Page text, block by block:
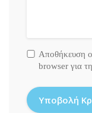
Αποθήκευση
browser για